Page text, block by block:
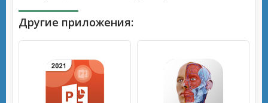
Другие приложения: